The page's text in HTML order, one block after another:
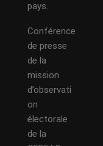
pays.
Conférence
de presse
de la
mission
d’observati
on
électorale
de la